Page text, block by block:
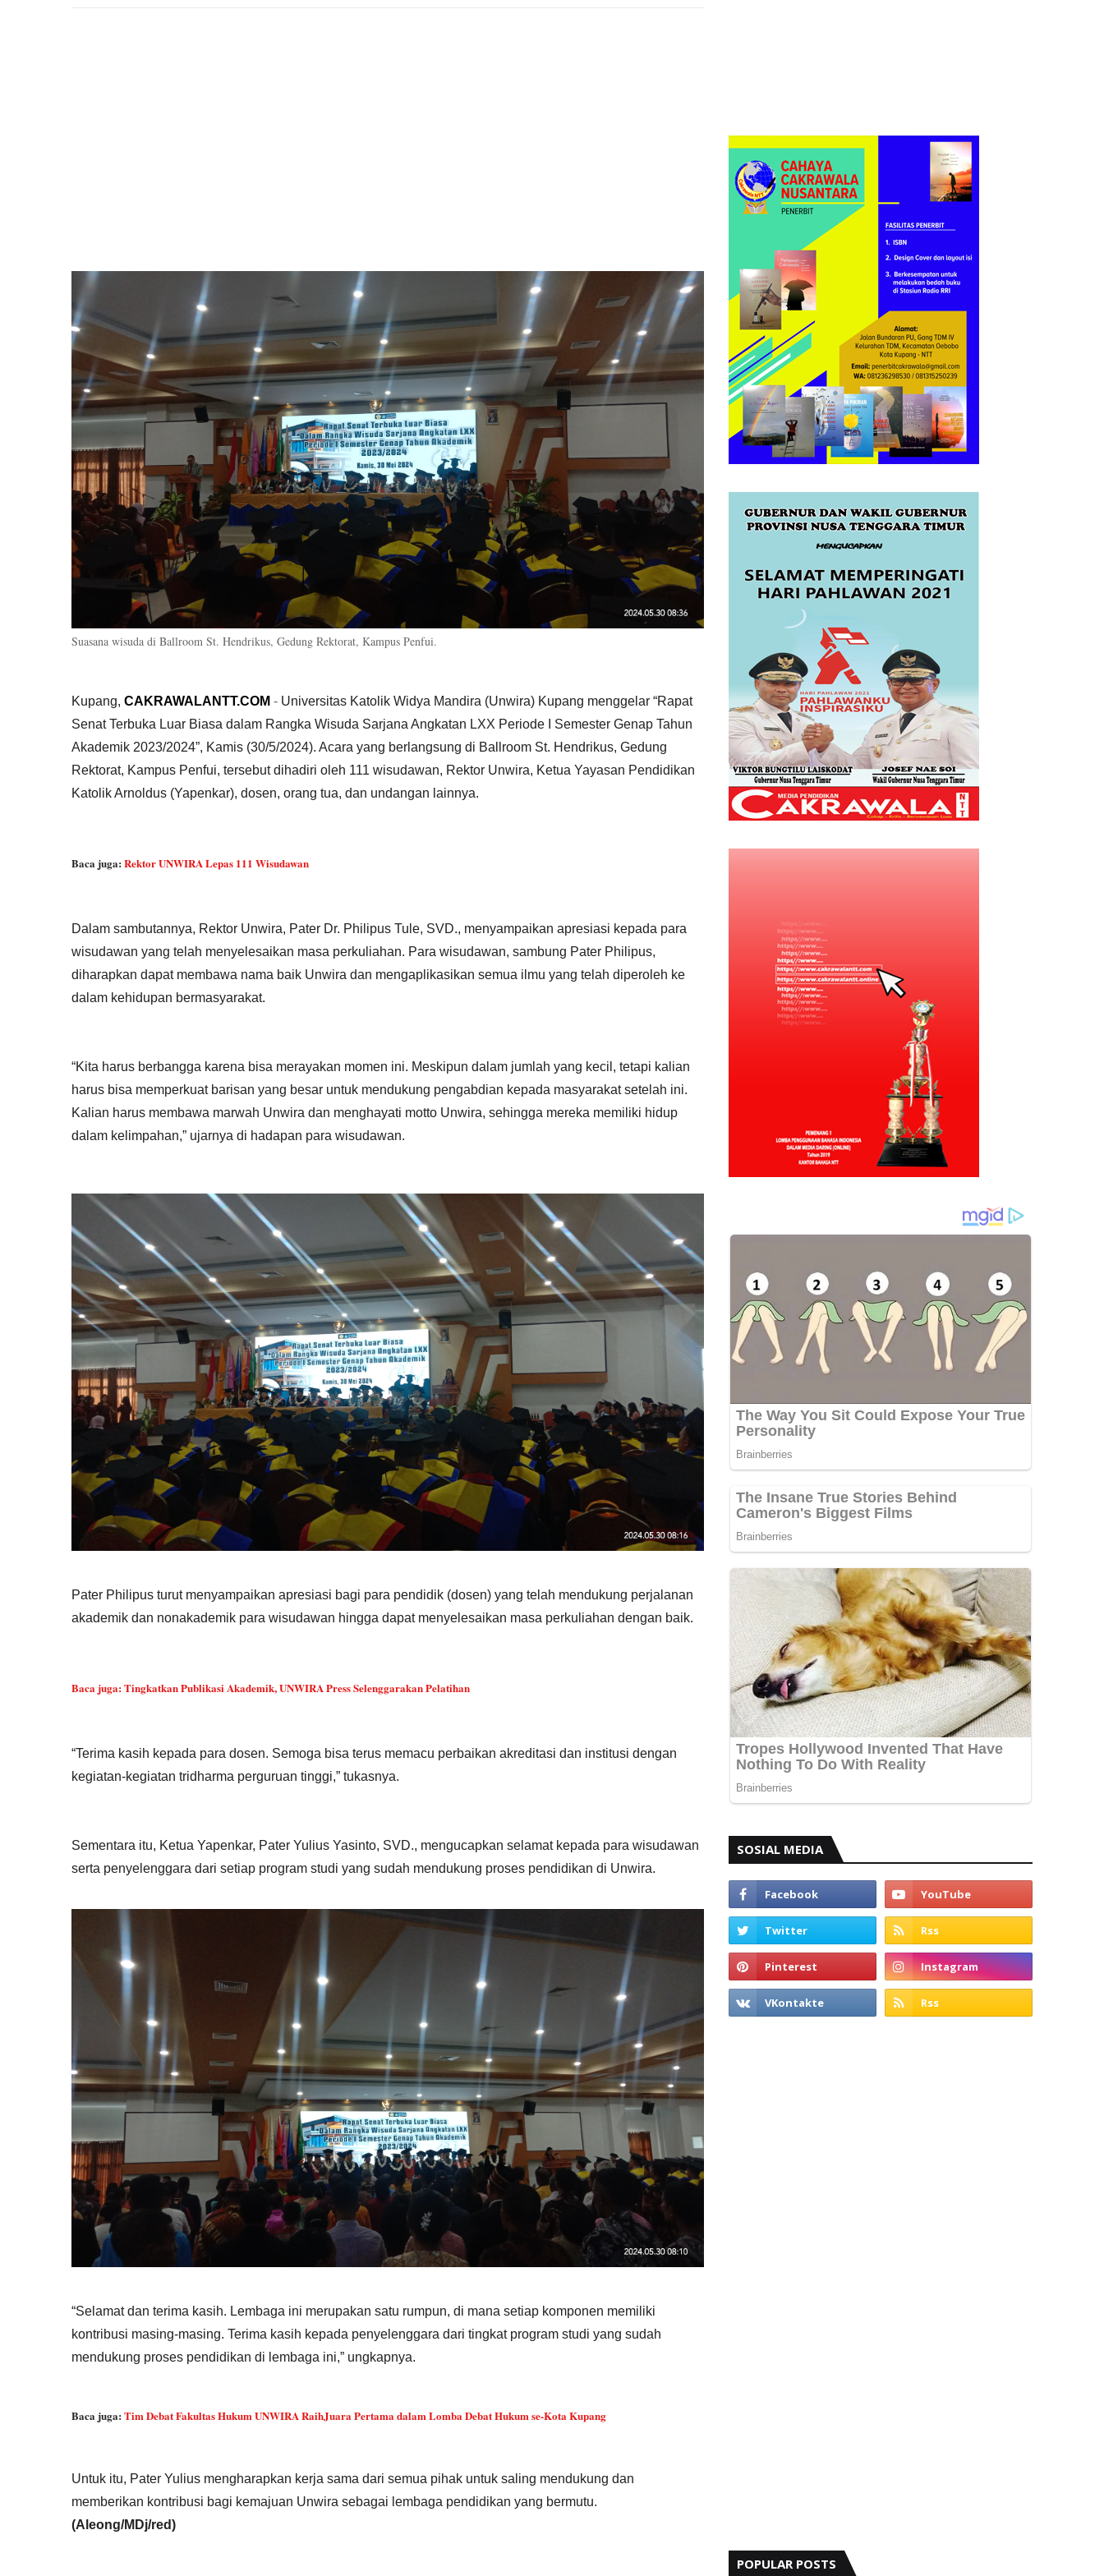
Suasana wisuda di Ballroom St. Hendrikus, Gedung Rektorat, Kampus Penfui.
Kupang, CAKRAWALANTT.COM - Universitas Katolik Widya Mandira (Unwira) Kupang menggelar “Rapat
Senat Terbuka Luar Biasa dalam Rangka Wisuda Sarjana Angkatan LXX Periode I Semester Genap Tahun
Akademik 2023/2024”, Kamis (30/5/2024). Acara yang berlangsung di Ballroom St. Hendrikus, Gedung
Rektorat, Kampus Penfui, tersebut dihadiri oleh 111 wisudawan, Rektor Unwira, Ketua Yayasan Pendidikan
Katolik Arnoldus (Yapenkar), dosen, orang tua, dan undangan lainnya.
Baca juga: Rektor UNWIRA Lepas 111 Wisudawan
Dalam sambutannya, Rektor Unwira, Pater Dr. Philipus Tule, SVD., menyampaikan apresiasi kepada para
wisudawan yang telah menyelesaikan masa perkuliahan. Para wisudawan, sambung Pater Philipus,
diharapkan dapat membawa nama baik Unwira dan mengaplikasikan semua ilmu yang telah diperoleh ke
dalam kehidupan bermasyarakat.
“Kita harus berbangga karena bisa merayakan momen ini. Meskipun dalam jumlah yang kecil, tetapi kalian
harus bisa memperkuat barisan yang besar untuk mendukung pengabdian kepada masyarakat setelah ini.
Kalian harus membawa marwah Unwira dan menghayati motto Unwira, sehingga mereka memiliki hidup
dalam kelimpahan,” ujarnya di hadapan para wisudawan.
Pater Philipus turut menyampaikan apresiasi bagi para pendidik (dosen) yang telah mendukung perjalanan
akademik dan nonakademik para wisudawan hingga dapat menyelesaikan masa perkuliahan dengan baik.
Baca juga: Tingkatkan Publikasi Akademik, UNWIRA Press Selenggarakan Pelatihan
“Terima kasih kepada para dosen. Semoga bisa terus memacu perbaikan akreditasi dan institusi dengan
kegiatan-kegiatan tridharma perguruan tinggi,” tukasnya.
Sementara itu, Ketua Yapenkar, Pater Yulius Yasinto, SVD., mengucapkan selamat kepada para wisudawan
serta penyelenggara dari setiap program studi yang sudah mendukung proses pendidikan di Unwira.
“Selamat dan terima kasih. Lembaga ini merupakan satu rumpun, di mana setiap komponen memiliki
kontribusi masing-masing. Terima kasih kepada penyelenggara dari tingkat program studi yang sudah
mendukung proses pendidikan di lembaga ini,” ungkapnya.
Baca juga: Tim Debat Fakultas Hukum UNWIRA RaihJuara Pertama dalam Lomba Debat Hukum se-Kota Kupang
Untuk itu, Pater Yulius mengharapkan kerja sama dari semua pihak untuk saling mendukung dan
memberikan kontribusi bagi kemajuan Unwira sebagai lembaga pendidikan yang bermutu.
(Aleong/MDj/red)
SOSIAL MEDIA
POPULAR POSTS